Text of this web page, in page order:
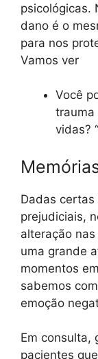
psicológicas.
dano é o
para nos
Vamos ver
Você
trauma
vidas? “
Dadas
prejudiciais,
alteração
uma grande
momentos
sabemos
emoção
Em consulta,
pacientes